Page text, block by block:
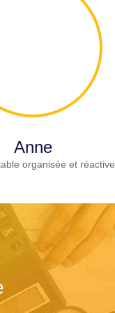
Anne
organisée et réactive